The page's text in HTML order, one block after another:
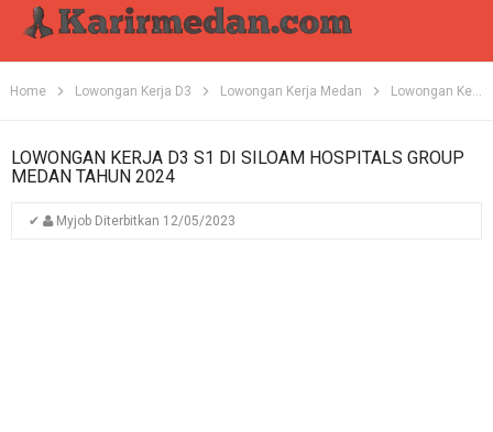
Home Lowongan Kerja D3 Lowongan Kerja Medan Lowongan Kerja S1
LOWONGAN KERJA D3 S1 DI SILOAM HOSPITALS GROUP
MEDAN TAHUN 2024
✔ Myjob Diterbitkan 12/05/2023